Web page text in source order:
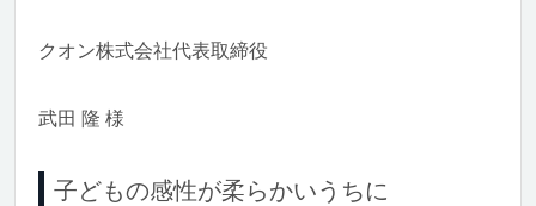
クオン株式会社代表取締役
武田 隆 様
子どもの感性が柔らかいうちに